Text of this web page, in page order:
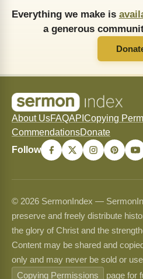
Everything we make is
a generous
About UsFAQAPI Copying
CommendationsDonate
Follow
© 2026 SermonIndex —
preserve and freely distribute
the glory of Christ and the
Content may be shared and
only and may never be sold or
Copying Permissions
page for